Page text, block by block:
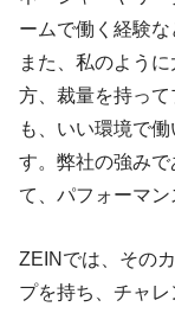
ームで働く経験な
また、私のよう
方、裁量を持っ
も、いい環境で
す。弊社の強みで
て、パフォーマン
ZEINでは、その
プを持ち、チャ